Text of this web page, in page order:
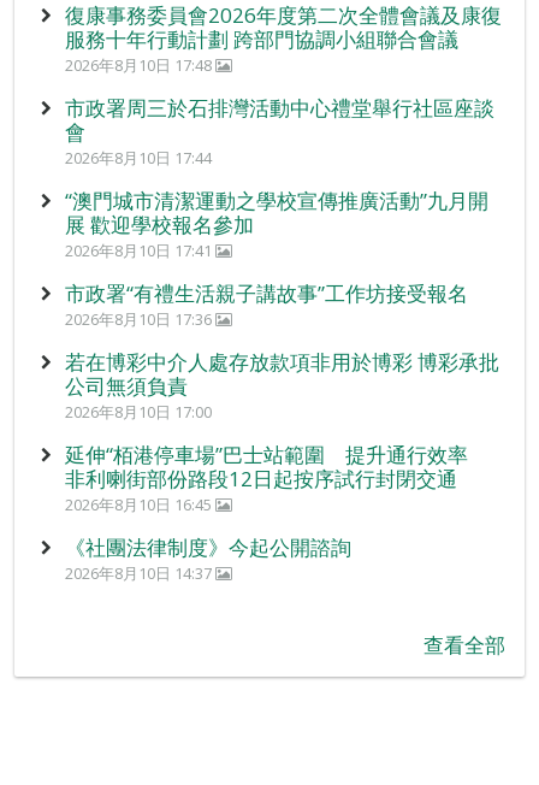
復康事務委員會2026年度第二次全體會議及康復
服務十年行動計劃 跨部門協調小組聯合會議
2026年8月10日 17:48
市政署周三於石排灣活動中心禮堂舉行社區座談
會
2026年8月10日 17:44
“澳門城市清潔運動之學校宣傳推廣活動”九月開
展 歡迎學校報名參加
2026年8月10日 17:41
市政署“有禮生活親子講故事”工作坊接受報名
2026年8月10日 17:36
若在博彩中介人處存放款項非用於博彩 博彩承批
公司無須負責
2026年8月10日 17:00
延伸“栢港停車場”巴士站範圍 提升通行效率
非利喇街部份路段12日起按序試行封閉交通
2026年8月10日 16:45
《社團法律制度》今起公開諮詢
2026年8月10日 14:37
查看全部